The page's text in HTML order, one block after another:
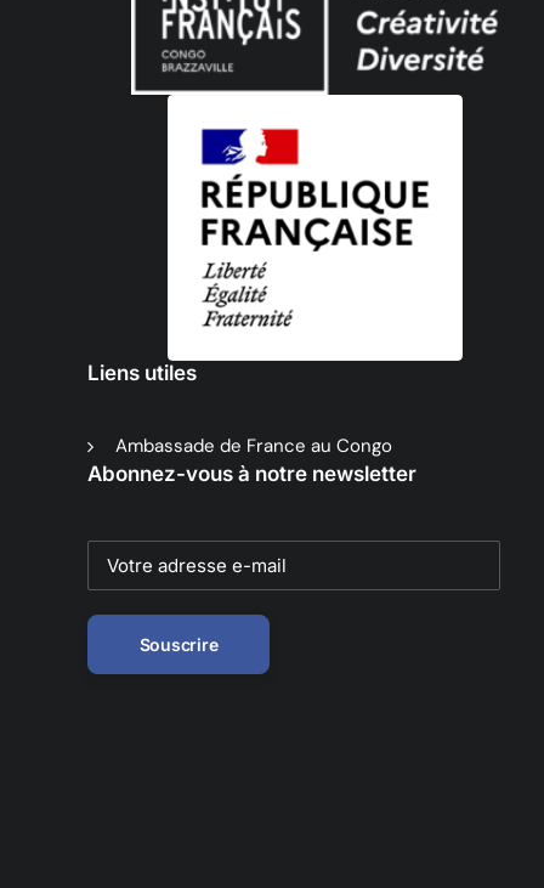
Liens utiles
Ambassade de France au Congo
Abonnez-vous à notre newsletter